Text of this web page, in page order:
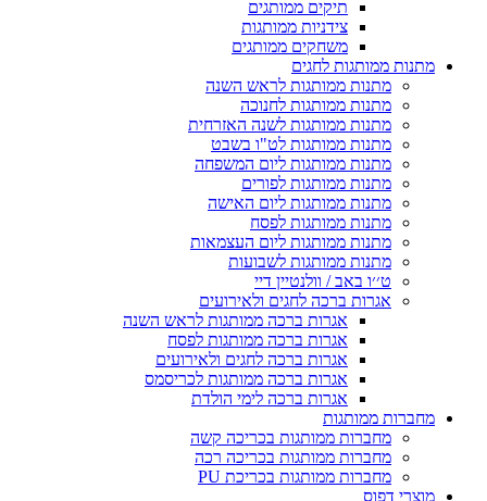
תיקים ממותגים
צידניות ממותגות
משחקים ממותגים
מתנות ממותגות לחגים
מתנות ממותגות לראש השנה
מתנות ממותגות לחנוכה
מתנות ממותגות לשנה האזרחית
מתנות ממותגות לט"ו בשבט
מתנות ממותגות ליום המשפחה
מתנות ממותגות לפורים
מתנות ממותגות ליום האישה
מתנות ממותגות לפסח
מתנות ממותגות ליום העצמאות
מתנות ממותגות לשבועות
ט׳׳ו באב / וולנטיין דיי
אגרות ברכה לחגים ולאירועים
אגרות ברכה ממותגות לראש השנה
אגרות ברכה ממותגות לפסח
אגרות ברכה לחגים ולאירועים
אגרות ברכה ממותגות לכריסמס
אגרות ברכה לימי הולדת
מחברות ממותגות
מחברות ממותגות בכריכה קשה
מחברות ממותגות בכריכה רכה
מחברות ממותגות בכריכת PU
מוצרי דפוס